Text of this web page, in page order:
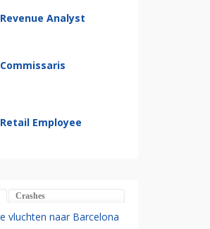
Revenue Analyst
Commissaris
Retail Employee
Crashes
vluchten naar Barcelona